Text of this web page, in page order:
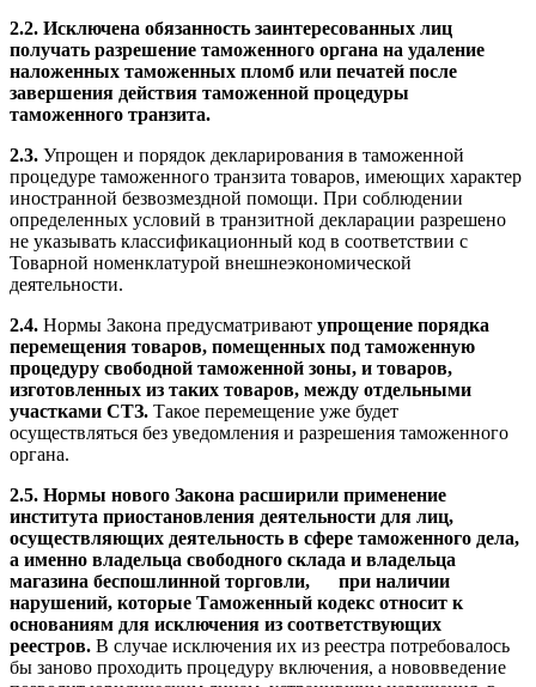
2.2. Исключена обязанность заинтересованных лиц
получать разрешение таможенного органа на удаление
наложенных таможенных пломб или печатей после
завершения действия таможенной процедуры
таможенного транзита.
2.3. Упрощен и порядок декларирования в таможенной
процедуре таможенного транзита товаров, имеющих характер
иностранной безвозмездной помощи. При соблюдении
определенных условий в транзитной декларации разрешено
не указывать классификационный код в соответствии с
Товарной номенклатурой внешнеэкономической
деятельности.
2.4. Нормы Закона предусматривают упрощение порядка
перемещения товаров, помещенных под таможенную
процедуру свободной таможенной зоны, и товаров,
изготовленных из таких товаров, между отдельными
участками СТЗ. Такое перемещение уже будет
осуществляться без уведомления и разрешения таможенного
органа.
2.5. Нормы нового Закона расширили применение
института приостановления деятельности для лиц,
осуществляющих деятельность в сфере таможенного дела,
а именно владельца свободного склада и владельца
магазина беспошлинной торговли,
при наличии
нарушений, которые Таможенный кодекс относит к
основаниям для исключения из соответствующих
реестров. В случае исключения их из реестра потребовалось
бы заново проходить процедуру включения, а нововведение